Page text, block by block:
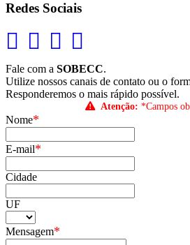
Redes Sociais
Fale com a SOBECC.
Utilize nossos canais de contato ou o
Responderemos o mais rápido possível.
Atenção: *Campos
Nome*
E-mail*
Cidade
UF
Mensagem*